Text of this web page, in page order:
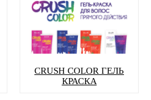
CRUSH COLOR ГЕЛЬ
КРАСКА